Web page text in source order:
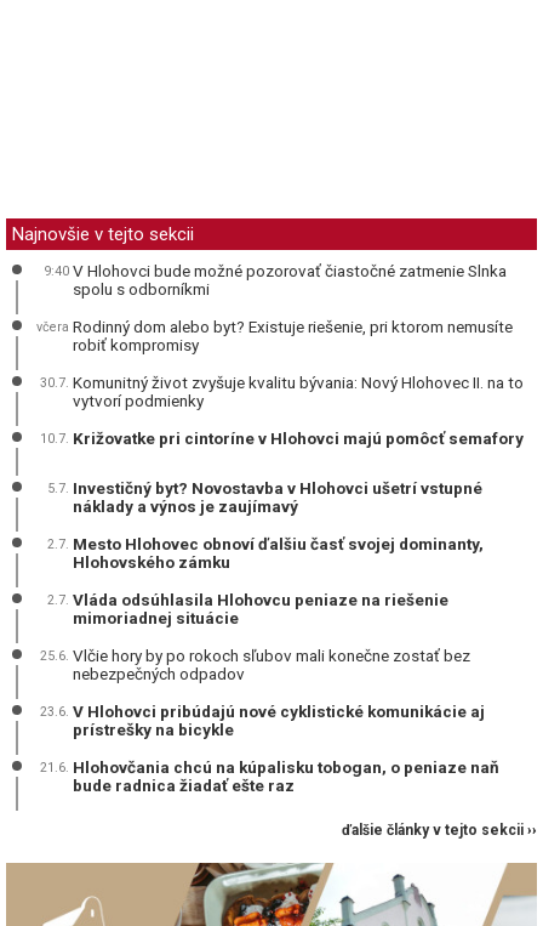
Najnovšie v tejto sekcii
9:40 V Hlohovci bude možné pozorovať čiastočné zatmenie Slnka
spolu s odborníkmi
včera Rodinný dom alebo byt? Existuje riešenie, pri ktorom nemusíte
robiť kompromisy
30.7. Komunitný život zvyšuje kvalitu bývania: Nový Hlohovec II. na to
vytvorí podmienky
10.7. Križovatke pri cintoríne v Hlohovci majú pomôcť semafory
5.7. Investičný byt? Novostavba v Hlohovci ušetrí vstupné
náklady a výnos je zaujímavý
2.7. Mesto Hlohovec obnoví ďalšiu časť svojej dominanty,
Hlohovského zámku
2.7. Vláda odsúhlasila Hlohovcu peniaze na riešenie
mimoriadnej situácie
25.6. Vlčie hory by po rokoch sľubov mali konečne zostať bez
nebezpečných odpadov
23.6. V Hlohovci pribúdajú nové cyklistické komunikácie aj
prístrešky na bicykle
21.6. Hlohovčania chcú na kúpalisku tobogan, o peniaze naň
bude radnica žiadať ešte raz
ďalšie články v tejto sekcii ››